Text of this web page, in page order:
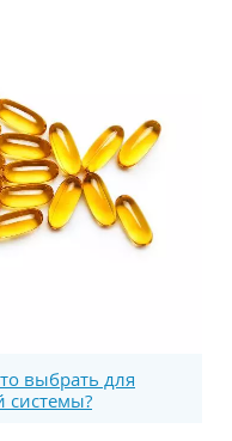
выбрать для
системы?